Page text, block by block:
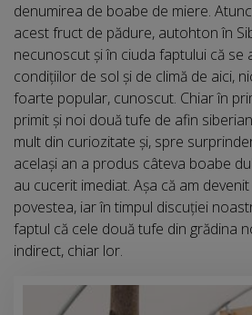
denumirea de boabe de miere.
acest fruct de pădure, autohton în
necunoscut și în ciuda faptului că
condițiilor de sol și de climă de aici,
foarte popular, cunoscut. Chiar în
primit și noi două tufe de afin
mult din curiozitate și, spre
același an a produs câteva boabe
au cucerit imediat. Așa că am
povestea, iar în timpul discuției
faptul că cele două tufe din grădina
indirect, chiar lor.